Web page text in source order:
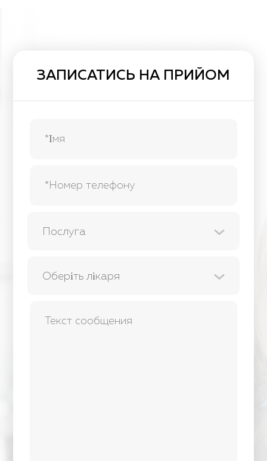
ЗАПИСАТИСЬ НА ПРИЙОМ
Послуга
Оберіть лікаря